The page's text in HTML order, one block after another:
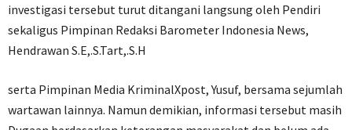
investigasi tersebut turut ditangani langsung oleh Pendiri
sekaligus Pimpinan Redaksi Barometer Indonesia News,
Hendrawan S.E,.S.Tart,.S.H
serta Pimpinan Media KriminalXpost, Yusuf, bersama sejumlah
wartawan lainnya. Namun demikian, informasi tersebut masih